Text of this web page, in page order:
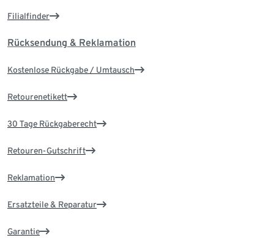
Filialfinder
Rücksendung & Reklamation
Kostenlose Rückgabe / Umtausch
Retourenetikett
30 Tage Rückgaberecht
Retouren-Gutschrift
Reklamation
Ersatzteile & Reparatur
Garantie